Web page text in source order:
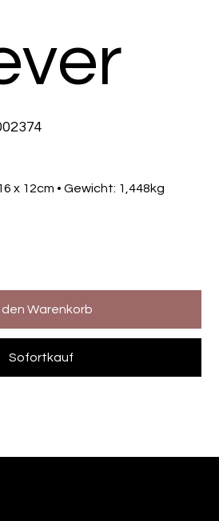
x 12cm • Gewicht: 1,448kg
den Warenkorb
Sofortkauf